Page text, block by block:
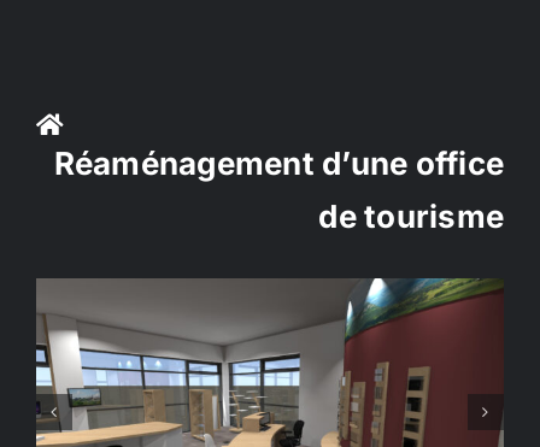
Réaménagement d’une office
de tourisme